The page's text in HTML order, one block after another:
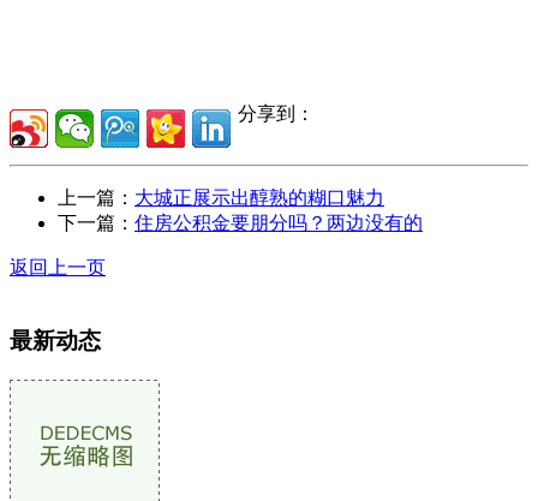
分享到：
上一篇： 大城正展示出醇熟的糊口魅力
下一篇： 住房公积金要朋分吗？两边没有的
返回上一页
最新动态